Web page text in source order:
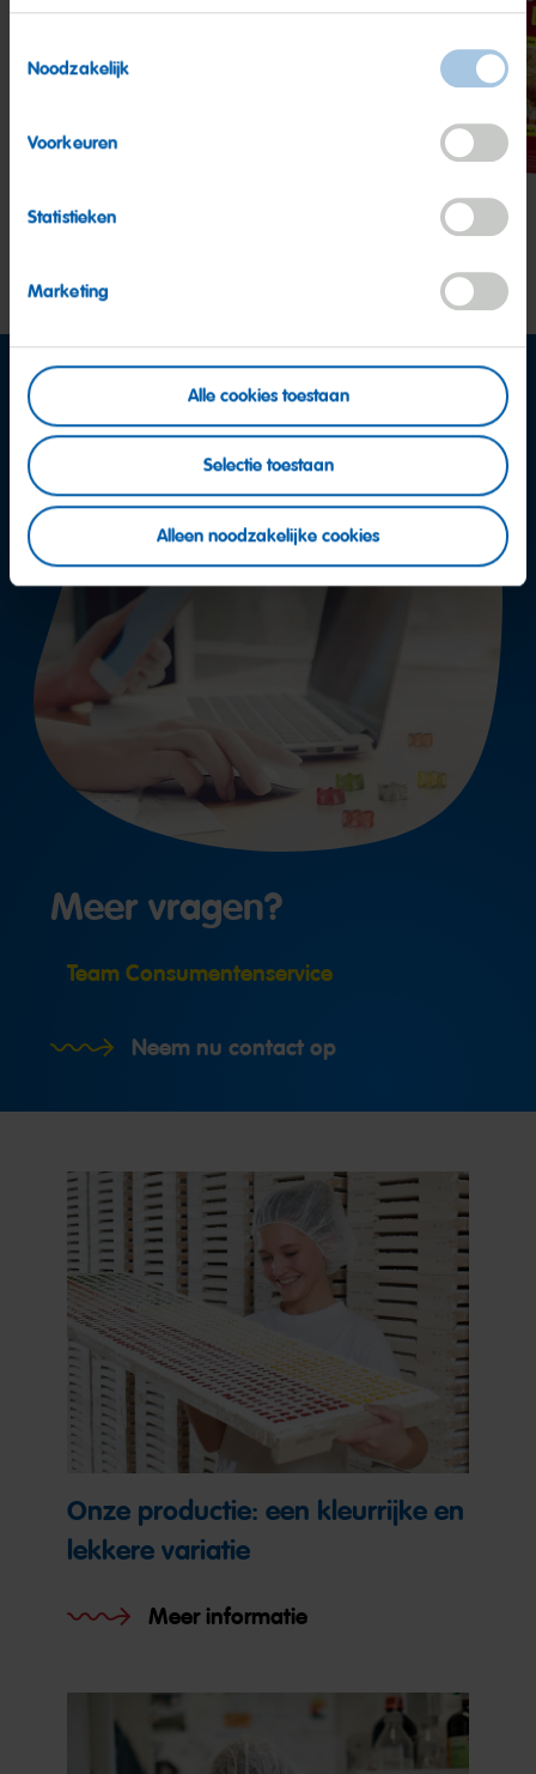
Noodzakelijk
Voorkeuren
Statistieken
Marketing
Alle cookies toestaan
Selectie toestaan
Alleen noodzakelijke cookies
Happy
Cola
Meer vragen?
Team Consumentenservice
Neem nu contact op
Onze productie: een kleurrijke en
lekkere variatie
Meer informatie